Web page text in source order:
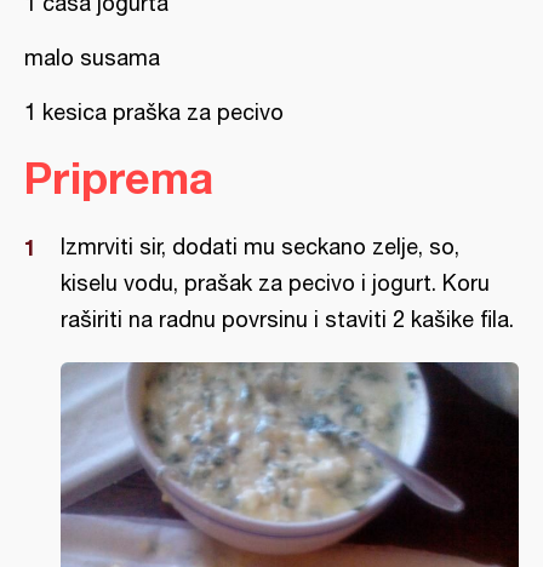
malo susama
1 kesica praška za pecivo
Priprema
Izmrviti sir, dodati mu seckano zelje, so,
kiselu vodu, prašak za pecivo i jogurt. Koru
raširiti na radnu povrsinu i staviti 2 kašike fila.